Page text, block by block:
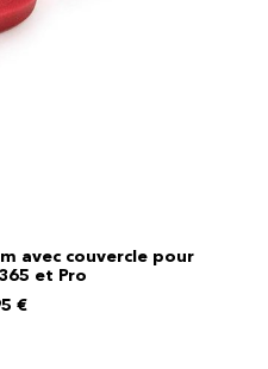
PANIER
avec couvercle pour
et Pro
€